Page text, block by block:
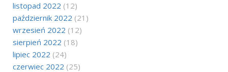
listopad 2022 (12)
październik 2022 (21)
wrzesień 2022 (12)
sierpień 2022 (18)
lipiec 2022 (24)
czerwiec 2022 (25)